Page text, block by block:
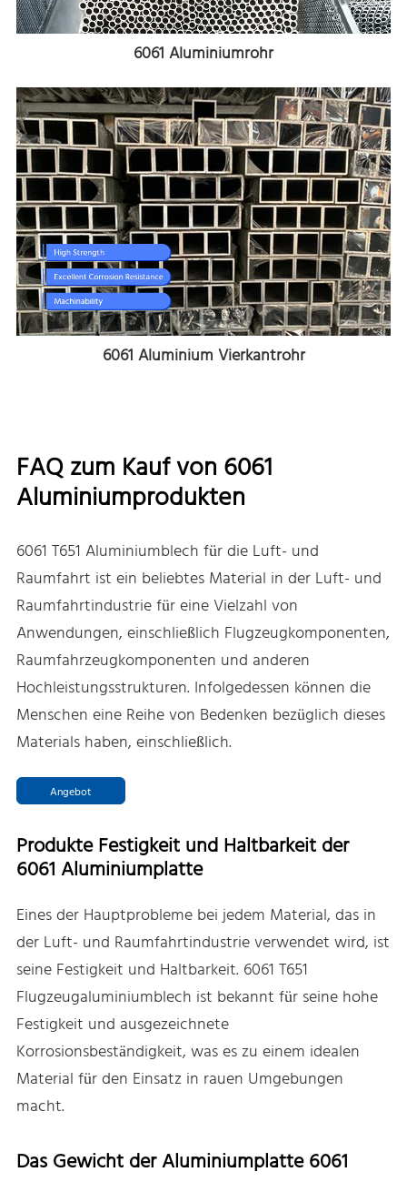
6061 Aluminiumrohr
6061 Aluminium Vierkantrohr
FAQ zum Kauf von 6061
Aluminiumprodukten
6061 T651 Aluminiumblech für die Luft- und
Raumfahrt ist ein beliebtes Material in der Luft- und
Raumfahrtindustrie für eine Vielzahl von
Anwendungen, einschließlich Flugzeugkomponenten,
Raumfahrzeugkomponenten und anderen
Hochleistungsstrukturen. Infolgedessen können die
Menschen eine Reihe von Bedenken bezüglich dieses
Materials haben, einschließlich.
Angebot
Produkte Festigkeit und Haltbarkeit der
6061 Aluminiumplatte
Eines der Hauptprobleme bei jedem Material, das in
der Luft- und Raumfahrtindustrie verwendet wird, ist
seine Festigkeit und Haltbarkeit. 6061 T651
Flugzeugaluminiumblech ist bekannt für seine hohe
Festigkeit und ausgezeichnete
Korrosionsbeständigkeit, was es zu einem idealen
Material für den Einsatz in rauen Umgebungen
macht.
Das Gewicht der Aluminiumplatte 6061